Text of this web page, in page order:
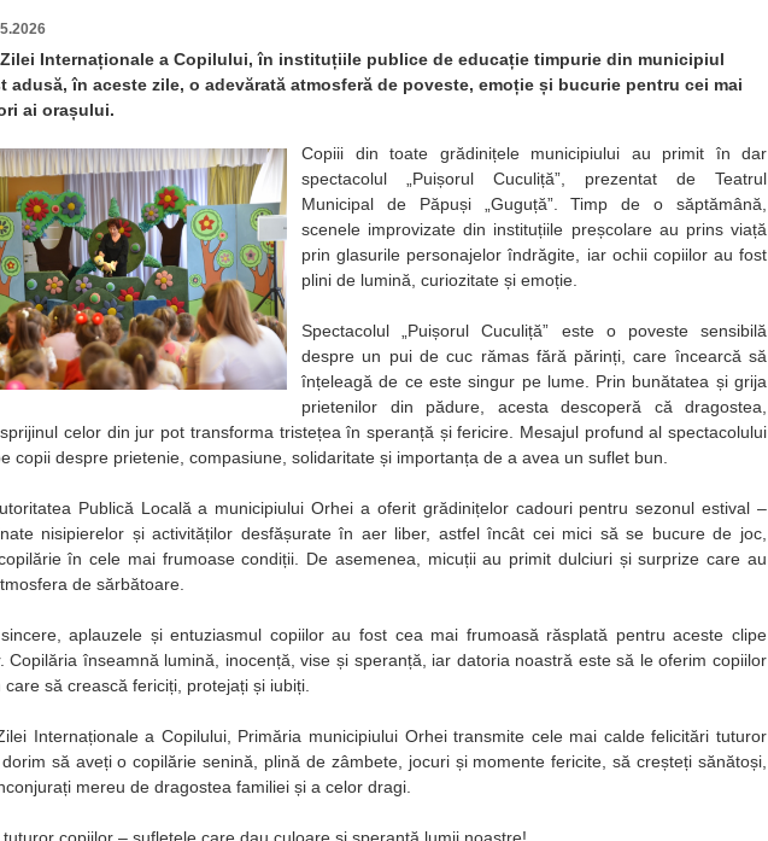
Internaționale a Copilului, în instituțiile publice de educație timpurie din municipiul
adusă, în aceste zile, o adevărată atmosferă de poveste, emoție și bucurie pentru cei mai
ai orașului.
Copiii din toate grădinițele municipiului au primit în dar
spectacolul „Puișorul Cuculiță”, prezentat de Teatrul
Municipal de Păpuși „Guguță”. Timp de o săptămână,
scenele improvizate din instituțiile preșcolare au prins viață
prin glasurile personajelor îndrăgite, iar ochii copiilor au fost
plini de lumină, curiozitate și emoție.
Spectacolul „Puișorul Cuculiță” este o poveste sensibilă
despre un pui de cuc rămas fără părinți, care încearcă să
înțeleagă de ce este singur pe lume. Prin bunătatea și grija
prietenilor din pădure, acesta descoperă că dragostea,
celor din jur pot transforma tristețea în speranță și fericire. Mesajul profund al spectacolului
copii despre prietenie, compasiune, solidaritate și importanța de a avea un suflet bun.
Publică Locală a municipiului Orhei a oferit grădinițelor cadouri pentru sezonul estival –
nisipierelor și activităților desfășurate în aer liber, astfel încât cei mici să se bucure de joc,
în cele mai frumoase condiții. De asemenea, micuții au primit dulciuri și surprize care au
de sărbătoare.
aplauzele și entuziasmul copiilor au fost cea mai frumoasă răsplată pentru aceste clipe
Copilăria înseamnă lumină, inocență, vise și speranță, iar datoria noastră este să le oferim copiilor
să crească fericiți, protejați și iubiți.
Internaționale a Copilului, Primăria municipiului Orhei transmite cele mai calde felicitări tuturor
să aveți o copilărie senină, plină de zâmbete, jocuri și momente fericite, să creșteți sănătoși,
mereu de dragostea familiei și a celor dragi.